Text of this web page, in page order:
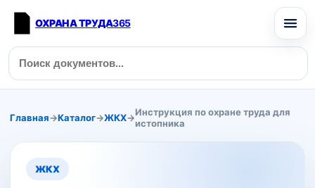
ОХРАНА ТРУДА365
Главная→Каталог→ЖКХ→Инструкция по охране труда для
истопника
ЖКХ